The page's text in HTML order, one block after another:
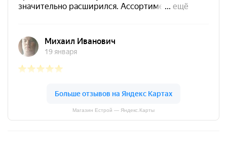
Магазин Естрой — Яндекс.Карты